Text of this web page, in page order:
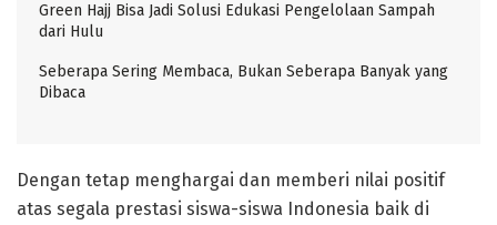
Green Hajj Bisa Jadi Solusi Edukasi Pengelolaan Sampah
dari Hulu
Seberapa Sering Membaca, Bukan Seberapa Banyak yang
Dibaca
Dengan tetap menghargai dan memberi nilai positif
atas segala prestasi siswa-siswa Indonesia baik di